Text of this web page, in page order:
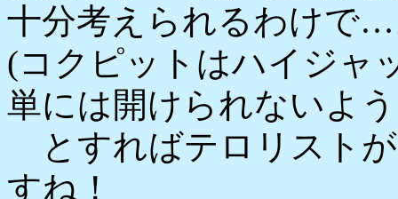
十分考えられるわけで
(コクピットはハイジャ
単には開けられないよ
とすればテロリスト
すね！